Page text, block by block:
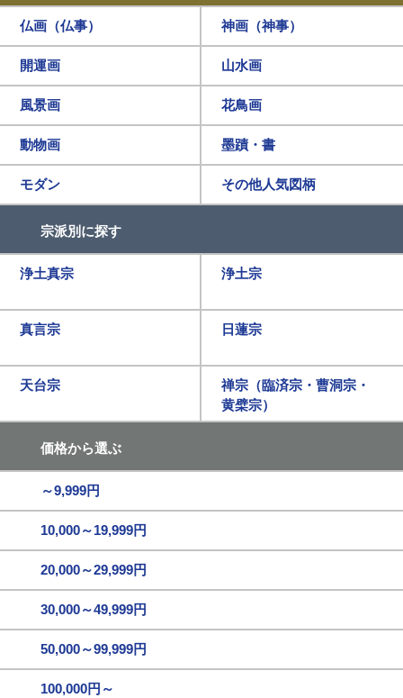
仏画（仏事） 神画（神事）
開運画 山水画
風景画 花鳥画
動物画 墨蹟・書
モダン その他人気図柄
宗派別に探す
浄土真宗 浄土宗
真言宗 日蓮宗
天台宗
禅宗（臨済宗・曹洞宗・
黄檗宗）
価格から選ぶ
～9,999円
10,000～19,999円
20,000～29,999円
30,000～49,999円
50,000～99,999円
100,000円～